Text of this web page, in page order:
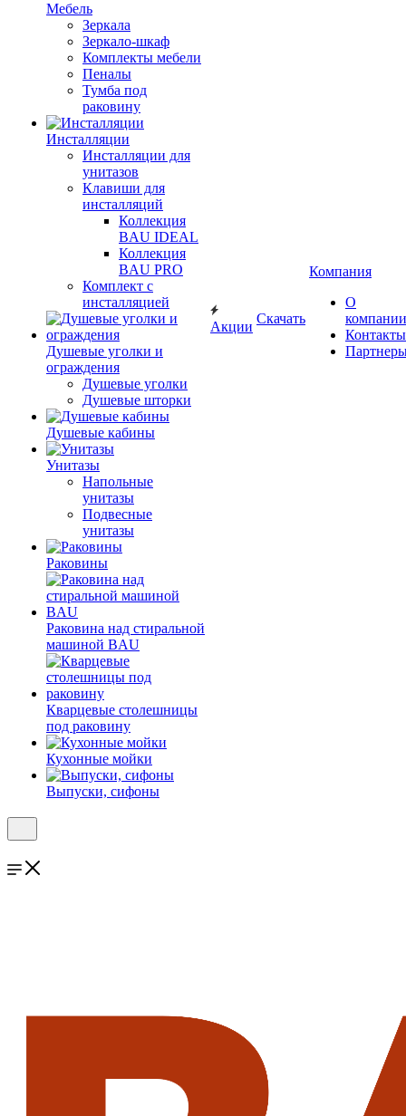
Мебель
Зеркала
Зеркало-шкаф
Комплекты мебели
Пеналы
Тумба под
раковину
Инсталляции
Инсталляции для
унитазов
Клавиши для
инсталляций
Коллекция
BAU IDEAL
Коллекция
BAU PRO
Комплект с
инсталляцией
Душевые уголки и
ограждения
Душевые уголки
Душевые шторки
Душевые кабины
Унитазы
Напольные
унитазы
Подвесные
унитазы
Раковины
Раковина над стиральной
машиной BAU
Кварцевые столешницы
под раковину
Кухонные мойки
Выпуски, сифоны
Акции
Скачать
Компания
О
компании
Контакты